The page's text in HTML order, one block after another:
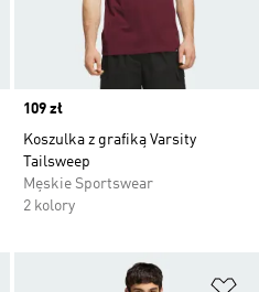
Price
109 zł
Koszulka z grafiką Varsity
Tailsweep
Męskie Sportswear
2 kolory
Dodaj do listy życzeń